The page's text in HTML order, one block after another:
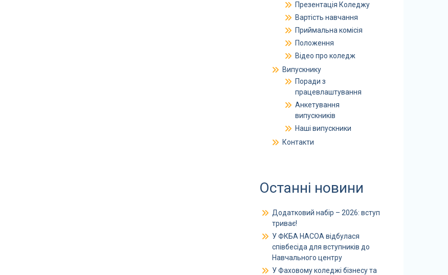
Презентація Коледжу
Вартість навчання
Приймальна комісія
Положення
Відео про коледж
Випускнику
Поради з
працевлаштування
Анкетування
випускників
Наші випускники
Контакти
Останні новини
Додатковий набір – 2026: вступ
триває!
У ФКБА НАСОА відбулася
співбесіда для вступників до
Навчального центру
У Фаховому коледжі бізнесу та